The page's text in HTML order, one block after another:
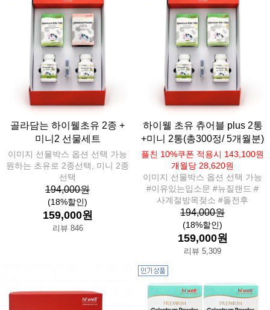
골라담는 하이웰초유 2종 +
미니2 선물세트
이미지 선물박스 옵션 선택 가능
원하는 초유로 2종선택, 미니 2종
선택
194,000원
(18%할인)
159,000원
리뷰 846
하이웰 초유 츄어블 plus 2통
+미니 2통(총300정/ 5개월분)
플친 10%쿠폰 적용시 143,100원
개월당 28,620원
이미지 선물박스 옵션 선택 가능
#이유있는입소문 #뉴질랜드 #
사계절방목젖소 #돌전후
194,000원
(18%할인)
159,000원
리뷰 5,309